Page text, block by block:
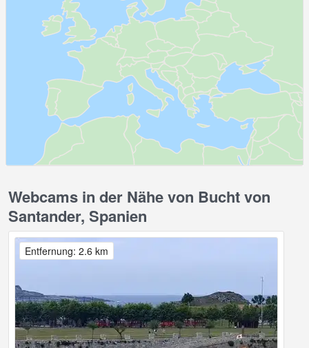
Webcams in der Nähe von Bucht von
Santander, Spanien
Entfernung: 2.6 km